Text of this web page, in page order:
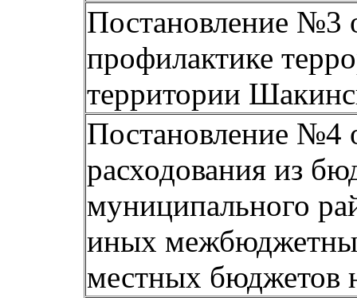
Постановление №3
профилактике
территории
Постановление №4
расходования из
муниципального
иных
местных бюджетов